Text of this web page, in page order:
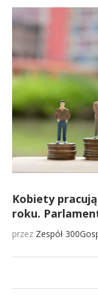
Kobiety
roku.
przez Zespół